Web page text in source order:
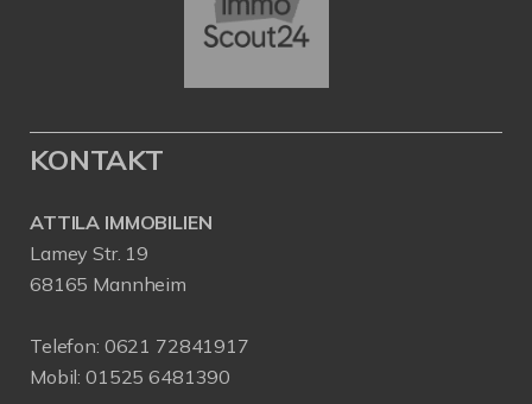
KONTAKT
ATTILA IMMOBILIEN
Lamey Str. 19
68165 Mannheim
Telefon: 0621 72841917
Mobil: 01525 6481390